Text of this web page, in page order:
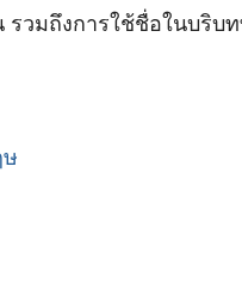
วมถึงการใช้ชื่อในบริบ